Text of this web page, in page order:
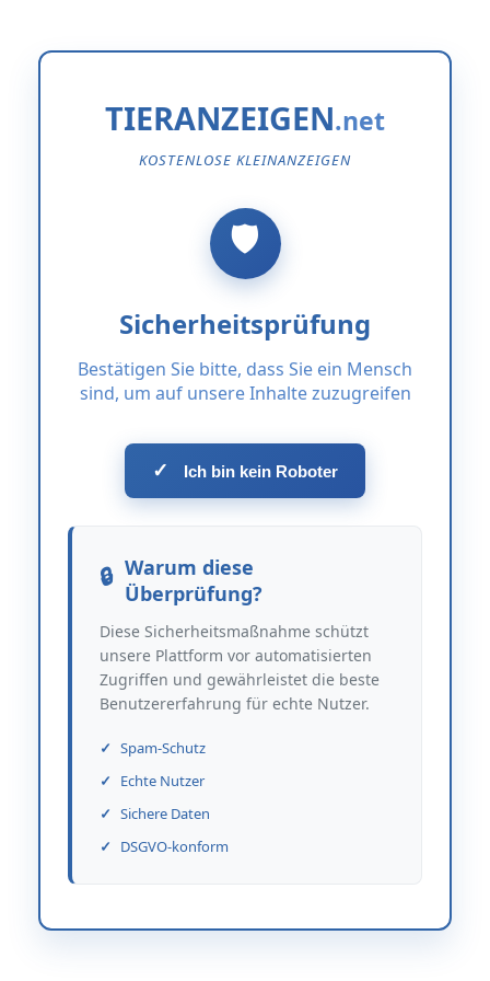
TIERANZEIGEN
KOSTENLOSE KLEINANZEIGEN
Sicherheitsprüfung
Bestätigen Sie bitte, dass Sie ein Mensch
sind, um auf unsere Inhalte zuzugreifen
✓ Ich bin kein Roboter
Warum diese
Überprüfung?
Diese Sicherheitsmaßnahme schützt
unsere Plattform vor automatisierten
Zugriffen und gewährleistet die beste
Benutzererfahrung für echte Nutzer.
Spam-Schutz
Echte Nutzer
Sichere Daten
DSGVO-konform